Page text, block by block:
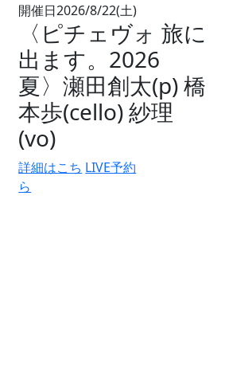
開催日2026/8/22(土)
〈ピチェヴォ 旅に
出ます。2026
夏〉瀬田創太(p) 橋
本歩(cello) 紗理
(vo)
詳細はこち
ら
LIVE予約